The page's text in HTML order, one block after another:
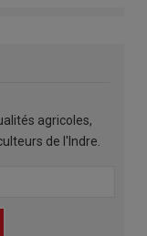
agricoles,
de l'Indre.